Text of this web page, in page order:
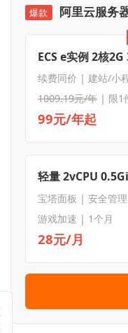
爆款 阿里云服务
ECS e实例 2核2G
续费同价 | 建站/小
1009.19元/年| 限1
99元/年起
轻量 2vCPU
宝塔面板 | 安全管理
游戏加速 | 1个月
28元/月